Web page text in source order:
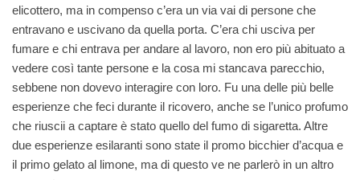
elicottero, ma in compenso c’era un via vai di persone che
entravano e uscivano da quella porta. C’era chi usciva per
fumare e chi entrava per andare al lavoro, non ero più abituato a
vedere così tante persone e la cosa mi stancava parecchio,
sebbene non dovevo interagire con loro. Fu una delle più belle
esperienze che feci durante il ricovero, anche se l’unico profumo
che riuscii a captare è stato quello del fumo di sigaretta. Altre
due esperienze esilaranti sono state il promo bicchier d’acqua e
il primo gelato al limone, ma di questo ve ne parlerò in un altro